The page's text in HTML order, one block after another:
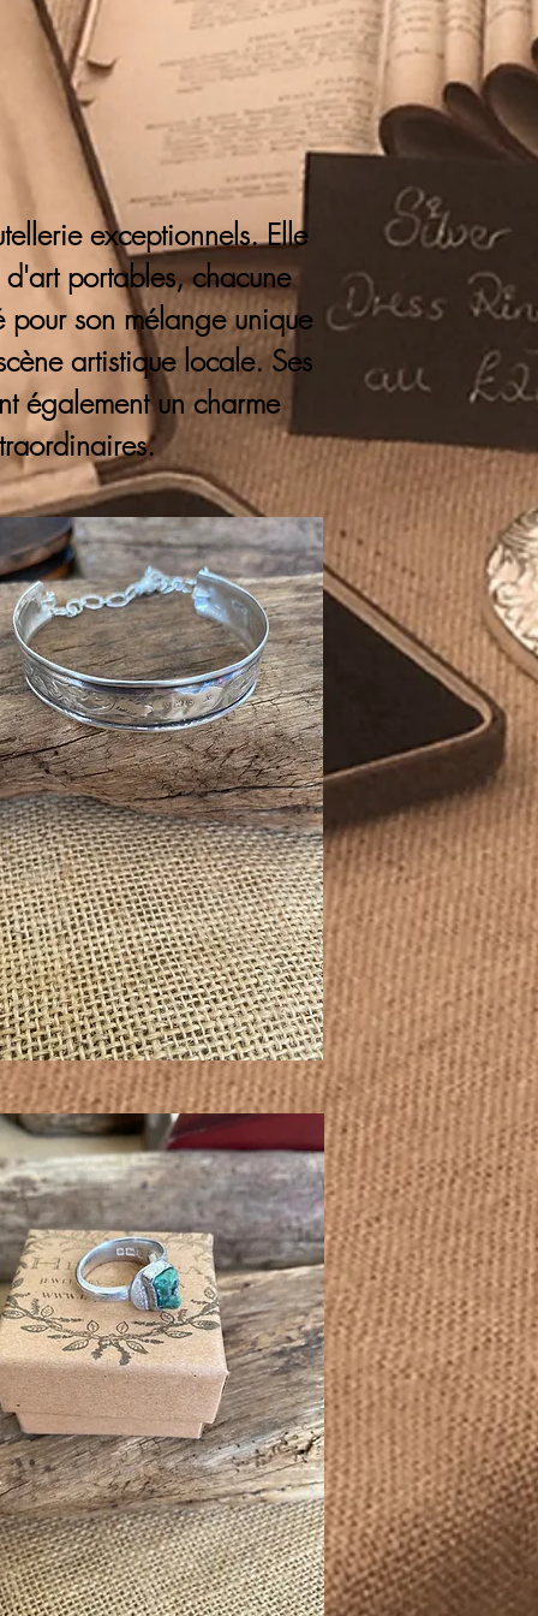
exceptionnels. Elle
portables, chacune
pour son mélange unique
artistique locale. Ses
également un charme